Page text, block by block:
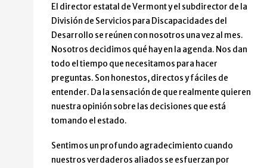
El director estatal de Vermont y el subdirector de la
División de Servicios para Discapacidades del
Desarrollo se reúnen con nosotros una vez al mes.
Nosotros decidimos qué hay en la agenda. Nos dan
todo el tiempo que necesitamos para hacer
preguntas. Son honestos, directos y fáciles de
entender. Da la sensación de que realmente quieren
nuestra opinión sobre las decisiones que está
tomando el estado.
Sentimos un profundo agradecimiento cuando
nuestros verdaderos aliados se esfuerzan por